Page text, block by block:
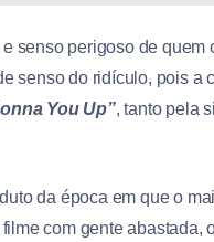
senso perigoso de quem
senso do ridículo, pois a
You Up”, tanto pela
da época em que o
com gente abastada,